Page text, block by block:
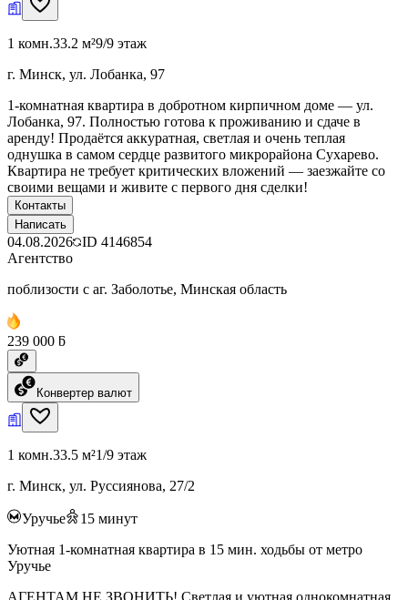
1 комн.33.2 м²9/9 этаж
г. Минск, ул. Лобанка, 97
1-комнатная квартира в добротном кирпичном доме — ул.
Лобанка, 97. Полностью готова к проживанию и сдаче в
аренду! Продаётся аккуратная, светлая и очень теплая
однушка в самом сердце развитого микрорайона Сухарево.
Квартира не требует критических вложений — заезжайте со
своими вещами и живите с первого дня сделки!
Контакты
Написать
04.08.2026 ID 4146854
Агентство
поблизости с аг. Заболотье, Минская область
239 000 ƃ
Конвертер валют
1 комн.33.5 м²1/9 этаж
г. Минск, ул. Руссиянова, 27/2
Уручье 15 минут
Уютная 1-комнатная квартира в 15 мин. ходьбы от метро
Уручье
АГЕНТАМ НЕ ЗВОНИТЬ! Светлая и уютная однокомнатная